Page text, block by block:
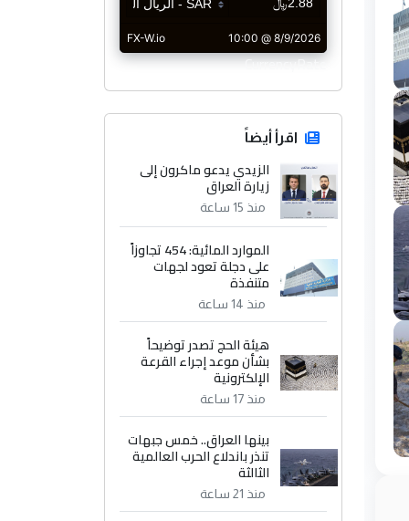
CurrencyRate
اقرأ أيضاً
الزيدي يدعو ماكرون إلى
زيارة العراق
منذ 15 ساعة
الموارد المائية: 454 تجاوزاً
على دجلة تعود لجهات
متنفذة
منذ 14 ساعة
هيئة الحج تصدر توضيحاً
بشأن موعد إجراء القرعة
الإلكترونية
منذ 17 ساعة
بينها العراق.. خمس جبهات
تنذر باندلاع الحرب العالمية
الثالثة
منذ 21 ساعة